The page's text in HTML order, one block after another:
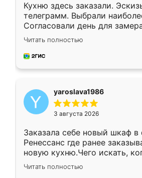
Кухню здесь заказали.
телеграмм. Выбрали
Согласовали день для
недели кухня была уже
довольны работой. Спасибо
мебель за качественную
Читать полностью
yaroslava1986
3 августа 2026
Заказала себе новый шкаф в
Ренессанс где ранее
новую кухню.Чего искать,
вполне довольна. Служит
два года, нареканий нет.
Читать полностью